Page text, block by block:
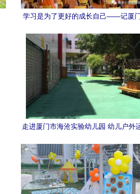
学习是为了更好的成长自己——记厦
走进厦门市海沧实验幼儿园 幼儿户外